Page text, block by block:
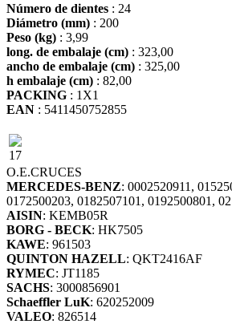
Número de dientes : 24
Diámetro (mm) : 200
Peso (kg) : 3,99
long. de embalaje (cm) : 323,00
ancho de embalaje (cm) : 325,00
h embalaje (cm) : 82,00
PACKING : 1X1
EAN : 5411450752855
17
O.E.CRUCES
MERCEDES-BENZ: 0002520911,
0172500203, 0182507101, 0192500801,
AISIN: KEMB05R
BORG - BECK: HK7505
KAWE: 961503
QUINTON HAZELL: QKT2416AF
RYMEC: JT1185
SACHS: 3000856901
Schaeffler LuK: 620252009
VALEO: 826514